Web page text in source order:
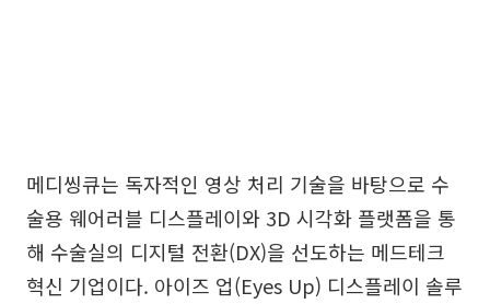
메디씽큐는 독자적인 영상 처리 기술을 바탕으로 수
술용 웨어러블 디스플레이와 3D 시각화 플랫폼을 통
해 수술실의 디지털 전환(DX)을 선도하는 메드테크
혁신 기업이다. 아이즈 업(Eyes Up) 디스플레이 솔루